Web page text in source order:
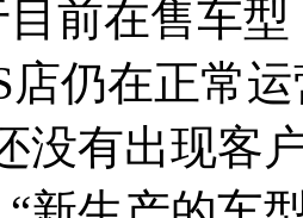
前在售车
店仍在正常
没有出现客